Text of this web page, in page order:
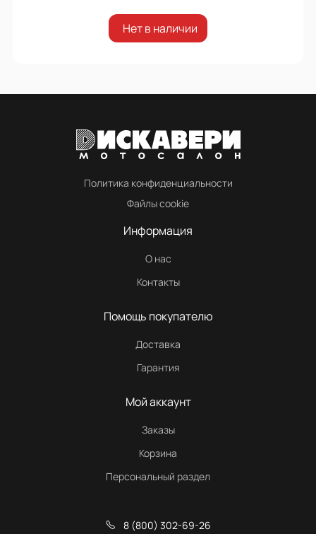
Нет в наличии
Политика конфиденциальности
Файлы cookie
Информация
О нас
Контакты
Помощь покупателю
Доставка
Гарантия
Мой аккаунт
Заказы
Корзина
Персональный раздел
8 (800) 302-69-26